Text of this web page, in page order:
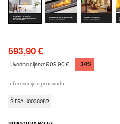
593,90 €
Uvodna cijena:909,90 € -34%
Informacije o proizvodu
ŠIFRA: 10036082